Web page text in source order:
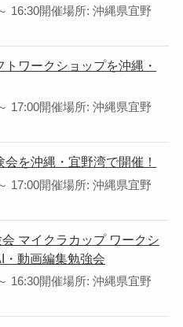
16:30開催場所: 沖縄県宜野
ワークショップを沖縄・
17:00開催場所: 沖縄県宜野
を沖縄・宜野湾で開催！
17:00開催場所: 沖縄県宜野
マイクラカップ ワークシ
・動画編集勉強会
16:30開催場所: 沖縄県宜野